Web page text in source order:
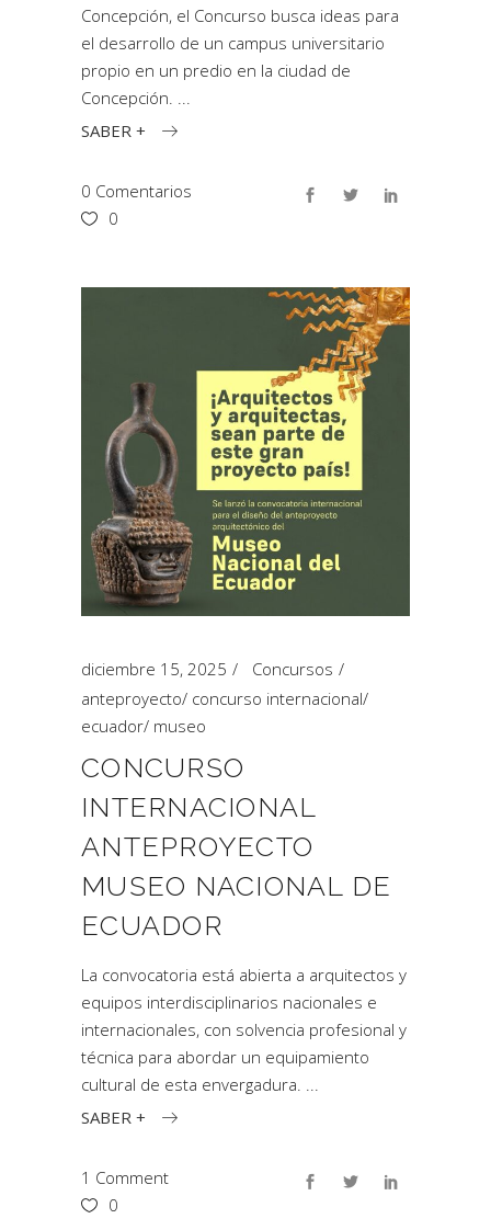
Concepción, el Concurso busca ideas para
el desarrollo de un campus universitario
propio en un predio en la ciudad de
Concepción.
SABER +
0 Comentarios
0
diciembre 15, 2025
Concursos
anteproyecto/ concurso internacional/
ecuador/ museo
CONCURSO
INTERNACIONAL
ANTEPROYECTO
MUSEO NACIONAL DE
ECUADOR
La convocatoria está abierta a arquitectos y
equipos interdisciplinarios nacionales e
internacionales, con solvencia profesional y
técnica para abordar un equipamiento
cultural de esta envergadura.
SABER +
1 Comment
0